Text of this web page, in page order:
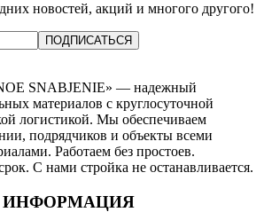
новостей, акций и многого другого!
ПОДПИСАТЬСЯ
SNABJENIE» — надежный
материалов с круглосуточной
логистикой. Мы обеспечиваем
подрядчиков и объекты всеми
Работаем без простоев.
С нами стройка не останавливается.
ИНФОРМАЦИЯ